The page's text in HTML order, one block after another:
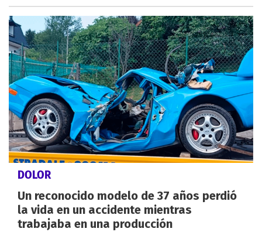
DOLOR
Un reconocido modelo de 37 años perdió
la vida en un accidente mientras
trabajaba en una producción